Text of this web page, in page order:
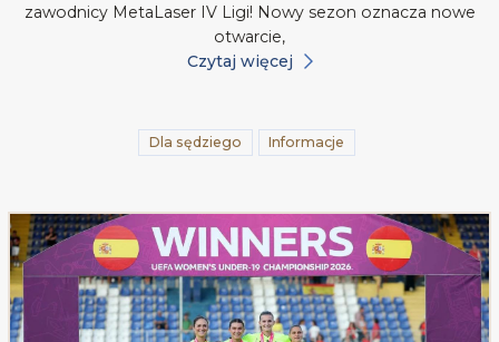
zawodnicy MetaLaser IV Ligi! Nowy sezon oznacza nowe
otwarcie,
Czytaj więcej
Dla sędziego Informacje